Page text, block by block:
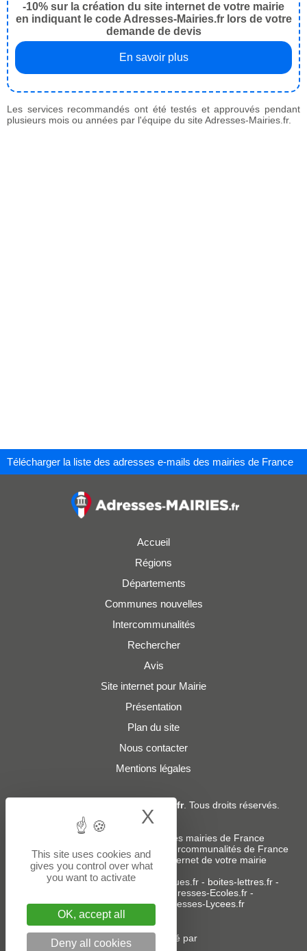
-10% sur la création du site internet de votre mairie
en indiquant le code Adresses-Mairies.fr lors de votre
demande de devis
En savoir plus
Les services recommandés ont été testés et approuvés pendant
plusieurs mois ou années par l'équipe du site Adresses-Mairies.fr.
Télécharger la liste des adresses e-mails des mairies de France
Accueil
Régions
Départements
Communes nouvelles
Intercommunalités
Rechercher
Avis
Site internet pour Mairie
Présentation
Plan du site
Nous contacter
Mentions légales
Adresses-Mairies.fr. Tous droits réservés.
Services :
Liste des adresses e-mails des mairies de France
Liste des adresses e-mails des intercommunalités de France
-Création ou refonte du site internet de votre mairie
Sites partenaires:donneespubliques.fr- boites-lettres.fr-
Adresses-Ecoles.fr -
Adresses-Colleges.fr- Adresses-Lycees.fr
Un service édité par
This site uses cookies and
gives you control over what
you want to activate
OK, accept all
Deny all cookies
X